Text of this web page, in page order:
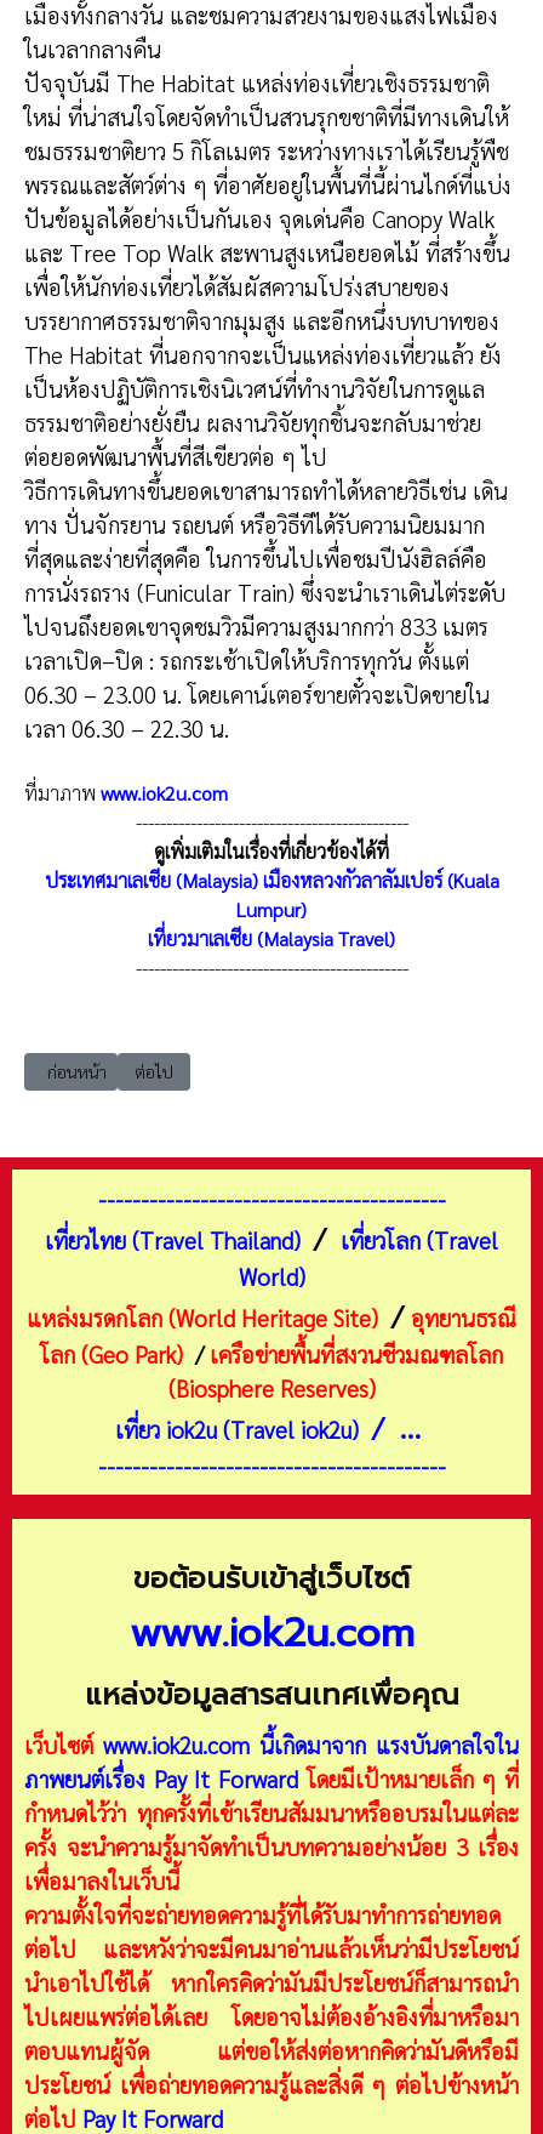
เมืองทั้งกลางวัน และชมความสวยงามของแสงไฟเมือง
ในเวลากลางคืน
ปัจจุบันมี The Habitat แหล่งท่องเที่ยวเชิงธรรมชาต
ใหม่ ที่น่าสนใจโดยจัดทำเป็นสวนรุกขชาติที่มีทางเดินให้
ชมธรรมชาติยาว 5 กิโลเมตร ระหว่างทางเราได้เรียนรู้พืช
พรรณและสัตว์ต่าง ๆ ที่อาศัยอยู่ในพื้นที่นี้ผ่านไกด์ที่แบ่ง
ปันข้อมูลได้อย่างเป็นกันเอง จุดเด่นคือ Canopy Walk
และ Tree Top Walk สะพานสูงเหนือยอดไม้ ที่สร้างขึ้น
เพื่อให้นักท่องเที่ยวได้สัมผัสความโปร่งสบายของ
บรรยากาศธรรมชาติจากมุมสูง และอีกหนึ่งบทบาทของ
The Habitat ที่นอกจากจะเป็นแหล่งท่องเที่ยวแล้ว ยัง
เป็นห้องปฏิบัติการเชิงนิเวศน์ที่ทำงานวิจัยในการดูแล
ธรรมชาติอย่างยั่งยืน ผลงานวิจัยทุกชิ้นจะกลับมาช่วย
ต่อยอดพัฒนาพื้นที่สีเขียวต่อ ๆ ไป
วิธีการเดินทางขึ้นยอดเขาสามารถทำได้หลายวิธีเช่น เดิน
ทาง ปั่นจักรยาน รถยนต์ หรือวิธีทีได้รับความนิยมมาก
ที่สุดและง่ายที่สุดคือ ในการขึ้นไปเพื่อชมปีนังฮิลล์คือ
การนั่งรถราง (Funicular Train) ซึ่งจะนำเราเดินไต่ระดับ
ไปจนถึงยอดเขาจุดชมวิวมีความสูงมากกว่า 833 เมตร
เวลาเปิด–ปิด : รถกระเช้าเปิดให้บริการทุกวัน ตั้งแต่
06.30 – 23.00 น. โดยเคาน์เตอร์ขายตั๋วจะเปิดขายใน
เวลา 06.30 – 22.30 น.
ที่มาภาพ www.iok2u.com
---------------------------------------------
ดูเพิ่มเติมในเรื่องที่เกี่ยวข้องได้ที่
ประเทศมาเลเซีย (Malaysia) เมืองหลวงกัวลาลัมเปอร์ (Kuala
Lumpur)
เที่ยวมาเลเซีย (Malaysia Travel)
---------------------------------------------
เนื้อหาก่อนหน้า: เที่ยวมาเลเซีย ปีนัง บ้านสกุลคู (Malaysia Penang Khoo
ก่อนหน้า เนื้อหาถัดไป: เที่ยวมาเลเซีย ปีนัง เมืองมรดกโลกจอร์จทาวน์
ต่อไป
-----------------------------------------
เที่ยวไทย (Travel Thailand) / เที่ยวโลก (Travel
World)
แหล่งมรดกโลก (World Heritage Site) /อุทยานธรณี
โลก (Geo Park) /เครือข่ายพื้นที่สงวนชีวมณฑลโลก
(Biosphere Reserves)
เที่ยว iok2u (Travel iok2u) / ...
-----------------------------------------
ขอต้อนรับเข้าสู่เว็บไซต์
www.iok2u.com
แหล่งข้อมูลสารสนเทศเพื่อคุณ
เว็บไซต์ www.iok2u.com นี้เกิดมาจาก แรงบันดาลใจใน
ภาพยนต์เรื่อง Pay It Forward โดยมีเป้าหมายเล็ก ๆ ที่
กำหนดไว้ว่า ทุกครั้งที่เข้าเรียนสัมมนาหรืออบรมในแต่ละ
ครั้ง จะนำความรู้มาจัดทำเป็นบทความอย่างน้อย 3 เรื่อง
เพื่อมาลงในเว็บนี้
ความตั้งใจที่จะถ่ายทอดความรู้ที่ได้รับมาทำการถ่ายทอด
ต่อไป และหวังว่าจะมีคนมาอ่านแล้วเห็นว่ามีประโยชน์
นำเอาไปใช้ได้ หากใครคิดว่ามันมีประโยชน์ก็สามารถนำ
ไปเผยแพร่ต่อได้เลย โดยอาจไม่ต้องอ้างอิงที่มาหรือมา
ตอบแทนผู้จัด แต่ขอให้ส่งต่อหากคิดว่ามันดีหรือมี
ประโยชน์ เพื่อถ่ายทอดความรู้และสิ่งดี ๆ ต่อไปข้างหน้า
ต่อไป Pay It Forward